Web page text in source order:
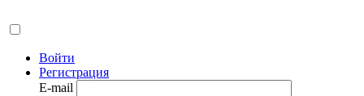
Войти
Регистрация
E-mail